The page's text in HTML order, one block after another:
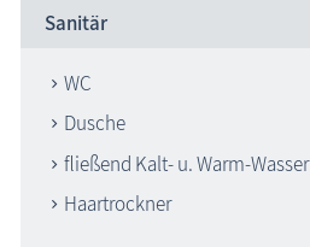
Sanitär
WC
Dusche
fließend Kalt- u. Warm-Wasser
Haartrockner